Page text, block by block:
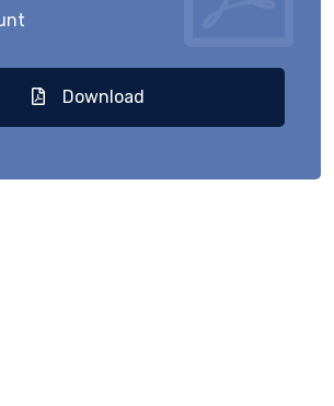
Download